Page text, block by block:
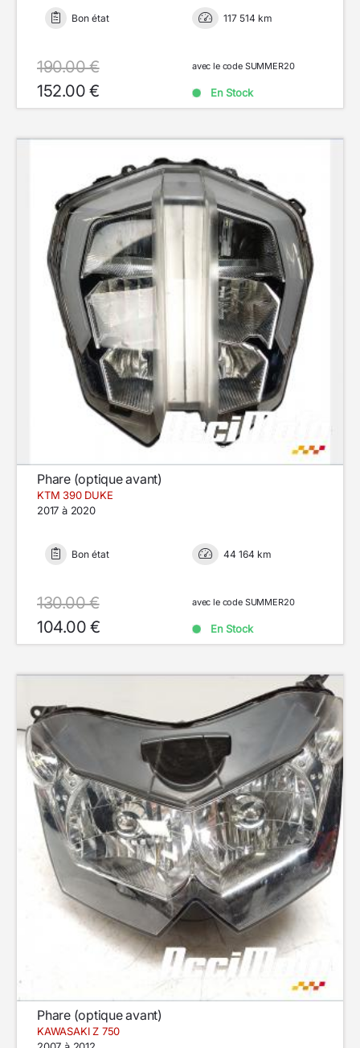
Bon état 117 514 km
190.00 €
152.00 €
avec le code SUMMER20
En Stock
Phare (optique avant)
KTM 390 DUKE
2017 à 2020
Bon état 44 164 km
130.00 €
104.00 €
avec le code SUMMER20
En Stock
Phare (optique avant)
KAWASAKI Z 750